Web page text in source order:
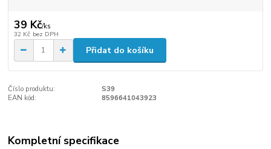
39 Kč/ks
32 Kč bez DPH
Přidat do košíku
Číslo produktu:
S39
EAN kód:
8596641043923
Kompletní specifikace